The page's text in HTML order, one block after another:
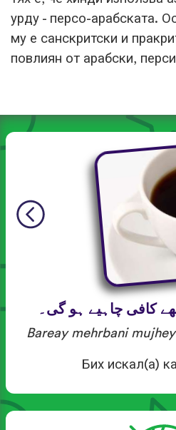
урду - персо-арабската.
му е санскритски и
повлиян от арабски,
کافی چاہیے ہو گی۔
Bareay mehrbani
Бих искал(а)